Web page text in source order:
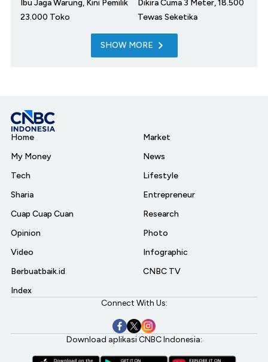
Ibu Jaga Warung, Kini Pemilik
23.000 Toko
Dikira Cuma 3 Meter, 18.500
Tewas Seketika
SHOW MORE
Home
My Money
Tech
Sharia
Cuap Cuap Cuan
Opinion
Video
Berbuatbaik.id
Index
Market
News
Lifestyle
Entrepreneur
Research
Photo
Infographic
CNBC TV
Connect With Us:
Download aplikasi CNBC Indonesia: